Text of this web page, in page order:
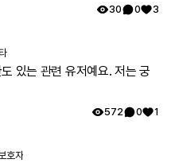
들이 볼 수 있습니다.
향력 있는 회원이 될
는 마음으로 레어노트
설문이 다른 환자를 위
30 0 3
있는 관련 유저예요. 저는 궁
572 0 1
호자